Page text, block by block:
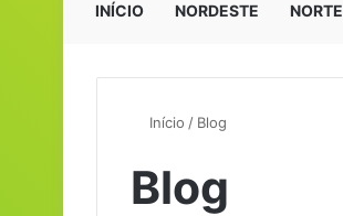
INÍCIO NORDESTE NORTE
Início / Blog
Blog